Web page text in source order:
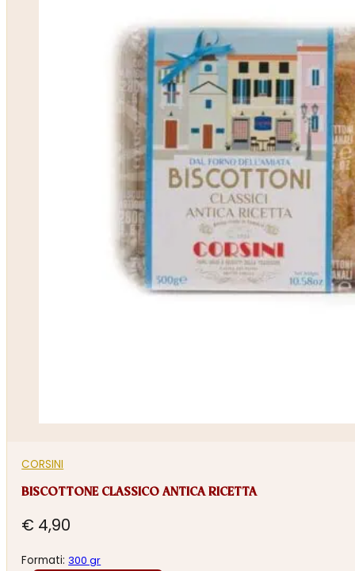
CORSINI
BISCOTTONE CLASSICO ANTICA RICETTA
€ 4,90
Formati:300 gr